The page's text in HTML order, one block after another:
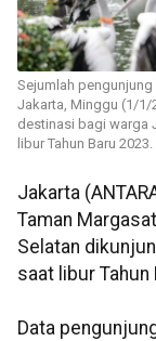
Sejumlah
Jakarta, Minggu (1/1/
destinasi bagi warga
libur Tahun Baru
Jakarta
Taman
Selatan
saat libur
Data